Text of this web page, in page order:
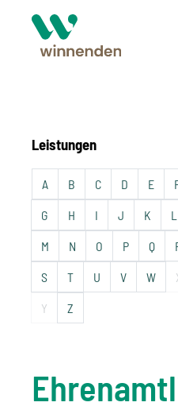
Leistungen
A B C D E
G H I J K L
M N O P Q
S T U V W
Y Z